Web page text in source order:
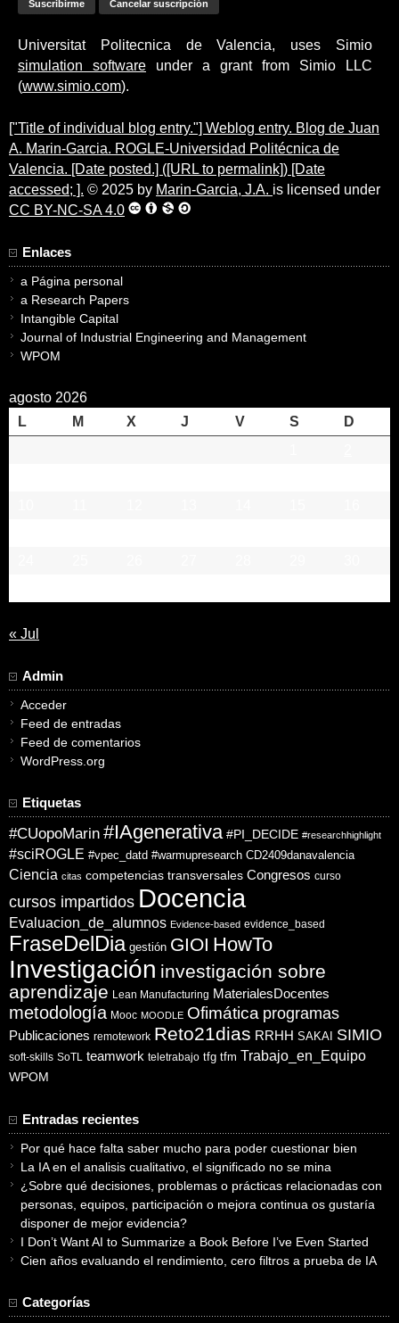
Universitat Politecnica de Valencia, uses Simio
simulation software under a grant from Simio LLC
(www.simio.com).
["Title of individual blog entry."] Weblog entry. Blog de Juan
A. Marin-Garcia. ROGLE-Universidad Politécnica de
Valencia. [Date posted.] ([URL to permalink]) [Date
accessed; ]. © 2025 by Marin-Garcia, J.A. is licensed under
CC BY-NC-SA 4.0
Enlaces
a Página personal
a Research Papers
Intangible Capital
Journal of Industrial Engineering and Management
WPOM
agosto 2026
L
M X J V S
D
« Jul
Admin
Acceder
Feed de entradas
Feed de comentarios
WordPress.org
Etiquetas
#CUopoMarin #IAgenerativa #PI_DECIDE #researchhighlight
#sciROGLE #vpec_datd #warmupresearch CD2409danavalencia
Ciencia citas competencias transversales Congresos curso
cursos impartidos Docencia
Evaluacion_de_alumnos Evidence-based evidence_based
FraseDelDia gestión GIOI HowTo
Investigación investigación sobre
aprendizaje Lean Manufacturing MaterialesDocentes
metodología Mooc MOODLE Ofimática programas
Publicaciones remotework Reto21dias RRHH SAKAI SIMIO
soft-skills SoTL teamwork teletrabajo tfg tfm Trabajo_en_Equipo
WPOM
Entradas recientes
Por qué hace falta saber mucho para poder cuestionar bien
La IA en el analisis cualitativo, el significado no se mina
¿Sobre qué decisiones, problemas o prácticas relacionadas con
personas, equipos, participación o mejora continua os gustaría
disponer de mejor evidencia?
I Don’t Want AI to Summarize a Book Before I’ve Even Started
Cien años evaluando el rendimiento, cero filtros a prueba de IA
Categorías